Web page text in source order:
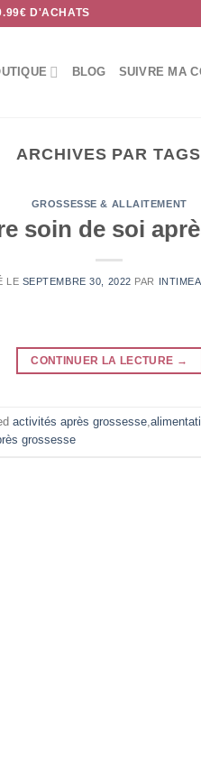
D'ACHATS
BLOG SUIVRE MA
ARCHIVES PAR
GROSSESSE & ALLAITEMENT
soin de soi
LE SEPTEMBRE 30, 2022 PAR
CONTINUER LA LECTURE →
activités après grossesse,
grossesse